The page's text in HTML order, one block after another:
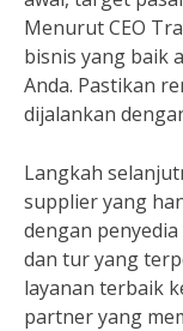
Menurut CEO
bisnis yang baik
Anda. Pastikan
dijalankan
Langkah
supplier yang
dengan
dan tur yang
layanan terbaik
partner yang